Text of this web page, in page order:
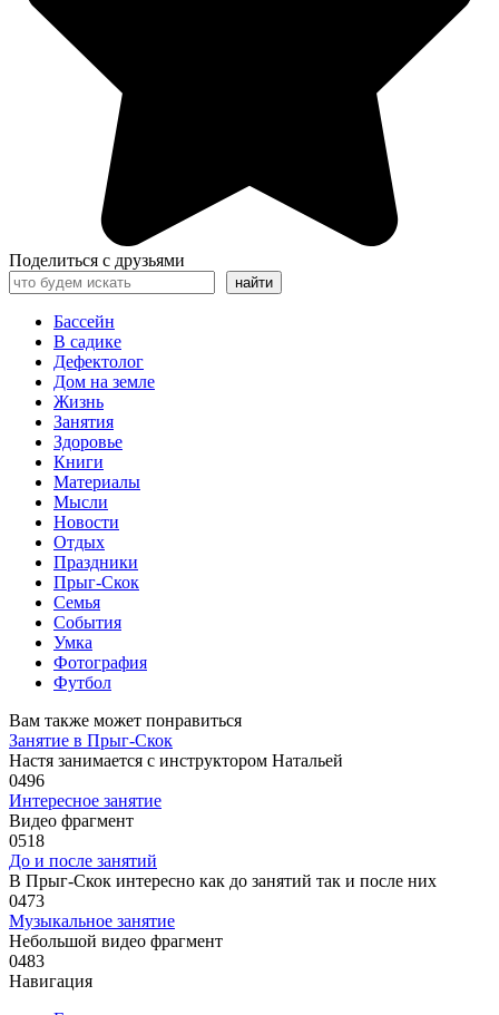
Поделиться с друзьями
Поиск
найти
Бассейн
В садике
Дефектолог
Дом на земле
Жизнь
Занятия
Здоровье
Книги
Материалы
Мысли
Новости
Отдых
Праздники
Прыг-Скок
Семья
События
Умка
Фотография
Футбол
Вам также может понравиться
Занятие в Прыг-Скок
Настя занимается с инструктором Натальей
0496
Интересное занятие
Видео фрагмент
0518
До и после занятий
В Прыг-Скок интересно как до занятий так и после них
0473
Музыкальное занятие
Небольшой видео фрагмент
0483
Навигация